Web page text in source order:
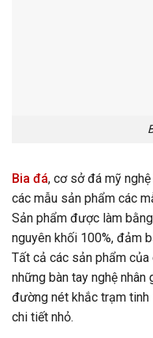
Bia đá, cơ sở đá mỹ
các mẫu sản phẩm các
Sản phẩm được làm
nguyên khối 100%, đảm
Tất cả các sản phẩm
những bàn tay nghệ nhân
đường nét khắc trạm
chi tiết nhỏ.